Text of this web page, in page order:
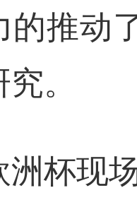
的推动
。
洲杯现